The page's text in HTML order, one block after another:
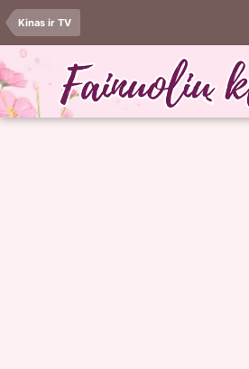
Kinas ir TV